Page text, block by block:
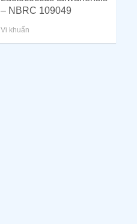
– NBRC 109049
Vi khuẩn